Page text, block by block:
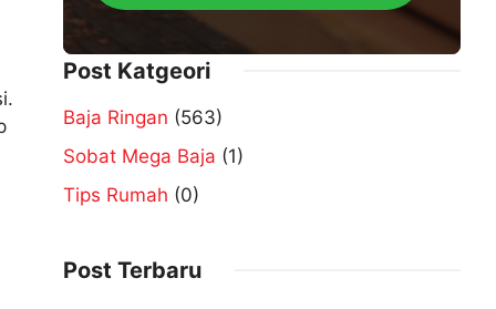
Post Katgeori
Baja Ringan (563)
Sobat Mega Baja (1)
Tips Rumah (0)
Post Terbaru